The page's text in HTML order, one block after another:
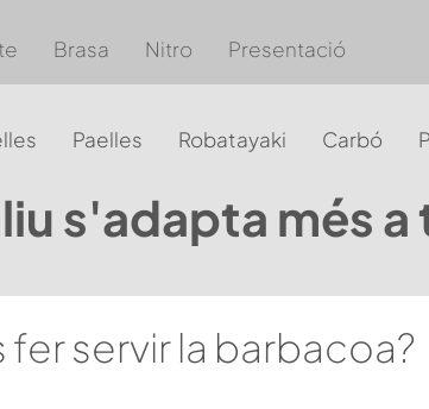
Brasa Nitro Presentació
Paelles Robatayaki Carbó
s'adapta més a
fer servir la barbacoa?